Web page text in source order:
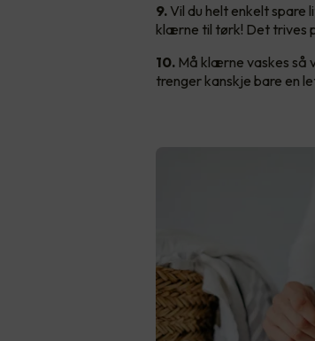
9. Vil du helt enkelt spare
klærne til tørk! Det trives
10. Må klærne vaskes så
trenger kanskje bare en